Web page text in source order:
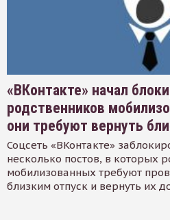
«ВКонтакте» начал
родственников
они требуют вернуть
Соцсеть «ВКонтакте»
несколько постов, в которых
мобилизованных требуют
близким отпуск и вернуть их